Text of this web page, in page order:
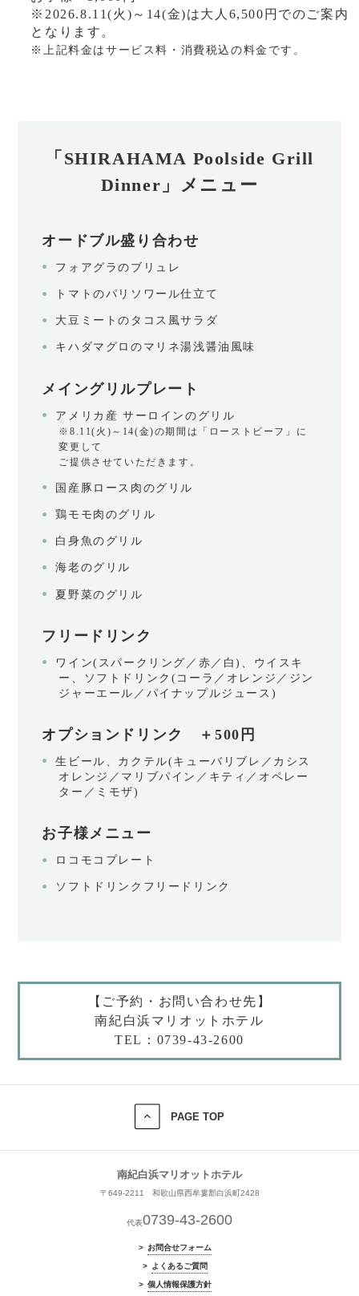
※2026.8.11(火)～14(金)は大人6,500円でのご案内
となります。
※上記料金はサービス料・消費税込の料金です。
「SHIRAHAMA Poolside Grill
Dinner」メニュー
オードブル盛り合わせ
フォアグラのブリュレ
トマトのパリソワール仕立て
大豆ミートのタコス風サラダ
キハダマグロのマリネ湯浅醤油風味
メイングリルプレート
アメリカ産 サーロインのグリル
※8.11(火)～14(金)の期間は「ローストビーフ」に
変更して
ご提供させていただきます。
国産豚ロース肉のグリル
鶏モモ肉のグリル
白身魚のグリル
海老のグリル
夏野菜のグリル
フリードリンク
ワイン(スパークリング／赤／白)、ウイスキ
ー、ソフトドリンク(コーラ／オレンジ／ジン
ジャーエール／パイナップルジュース)
オプションドリンク ＋500円
生ビール、カクテル(キューバリブレ／カシス
オレンジ／マリブパイン／キティ／オペレー
ター／ミモザ)
お子様メニュー
ロコモコプレート
ソフトドリンクフリードリンク
【ご予約・お問い合わせ先】
南紀白浜マリオットホテル
TEL：0739-43-2600
PAGE TOP
南紀白浜マリオットホテル
〒649-2211 和歌山県西牟婁郡白浜町2428
代表0739-43-2600
お問合せフォーム
よくあるご質問
個人情報保護方針